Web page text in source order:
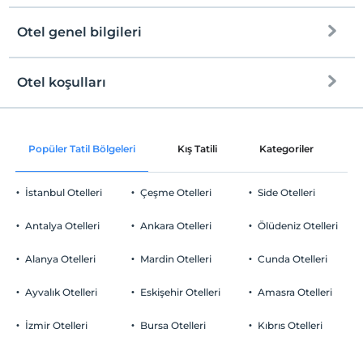
Plaja 100 metre mesafededir
Otel genel bilgileri
Ortak alanlar ve tüm odalar
Otopark
Ücretsiz Özel Otopark
Otel koşulları
Check/in
Check/out
En geç saat 11:00 ve öncesi
Evcil Hayvan
2 yaşına kadar olan bebekler ücretsizdir.
Her bir oda için 2. çocuk 12 yaşına kadar ücretsizdir
Popüler Tatil Bölgeleri Kış Tatili Kategoriler
İstanbul Otelleri
Antalya Otelleri
Alanya Otelleri
Ayvalık Otelleri
İzmir Otelleri
Çeşme Otelleri
Ankara Otelleri
Mardin Otelleri
Eskişehir Otelleri
Bursa Otelleri
Side Otelleri
Ölüdeniz Otelleri
Cunda Otelleri
Amasra Otelleri
Kıbrıs Otelleri